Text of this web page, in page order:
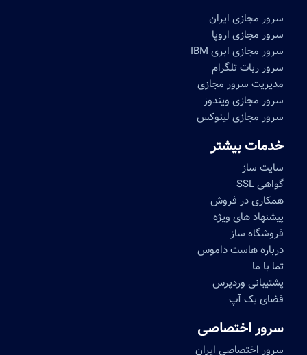
سرور مجازی ایران
سرور مجازی اروپا
سرور مجازی ابری IBM
سرور ربات تلگرام
مدیریت سرور مجازی
سرور مجازی ویندوز
سرور مجازی لینوکس
خدمات بیشتر
سایت ساز
گواهی SSL
همکاری در فروش
پیشنهاد های ویژه
فروشگاه ساز
درباره هاست داموس
تما با ما
پشتیبانی وردپرس
فضای بک آپ
سرور اختصاصی
سرور اختصاصی ایران